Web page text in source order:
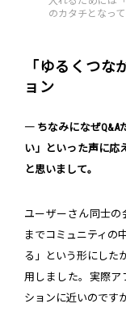
のカタチとなって
「ゆるくつな
ョン
― ちなみになぜQ&A
い」といった声に応
と思いまして。
ユーザーさん同士の
までコミュニティの
る」という形にした
用しました。実際ア
ションに近いのです